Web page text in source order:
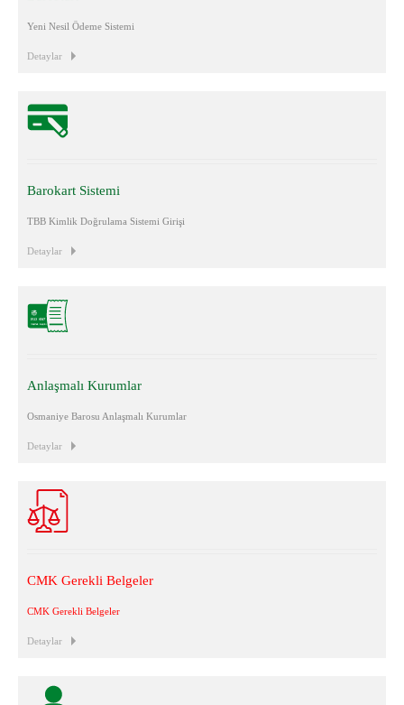
Yeni Nesil Ödeme Sistemi
Detaylar
Barokart Sistemi
TBB Kimlik Doğrulama Sistemi Girişi
Detaylar
Anlaşmalı Kurumlar
Osmaniye Barosu Anlaşmalı Kurumlar
Detaylar
CMK Gerekli Belgeler
CMK Gerekli Belgeler
Detaylar